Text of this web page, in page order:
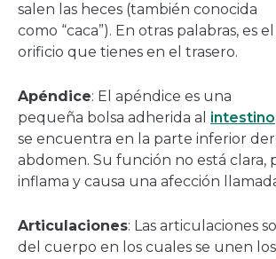
salen las heces (también conocida
como “caca”). En otras palabras, es el
orificio que tienes en el trasero.
Apéndice: El apéndice es una
pequeña bolsa adherida al intestino
se encuentra en la parte inferior
abdomen. Su función no está clara,
inflama y causa una afección
Articulaciones: Las articulaciones
del cuerpo en los cuales se unen los